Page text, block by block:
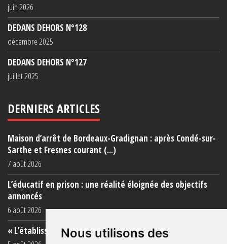
Nous utilisons des
juin 2026
DEDANS DEHORS N°128
décembre 2025
DEDANS DEHORS N°127
juillet 2025
DERNIERS ARTICLES
Maison d’arrêt de Bordeaux-Gradignan : après Condé-sur-
Sarthe et Fresnes courant (...)
7 août 2026
L’éducatif en prison : une réalité éloignée des objectifs
annoncés
6 août 2026
« L’établissement est une porcherie totale »